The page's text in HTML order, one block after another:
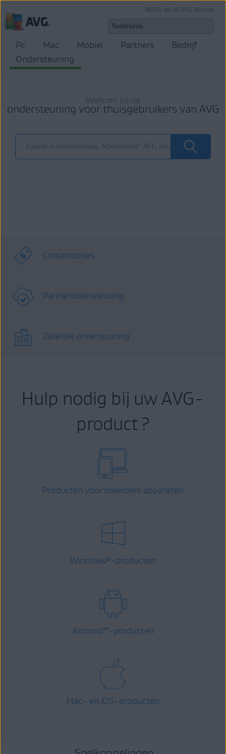
Meld u aan bij AVG Account
Pc Mac Mobiel Partners
Bedrijf
Ondersteuning
Welkom bij de
ondersteuning voor thuisgebruikers van AVG
Contactopties
Partnerondersteuning
Zakelijke ondersteuning
Hulp nodig bij uw AVG-
product ?
Producten voor meerdere apparaten
Windows® -producten
Android™-producten
Mac- en iOS-producten